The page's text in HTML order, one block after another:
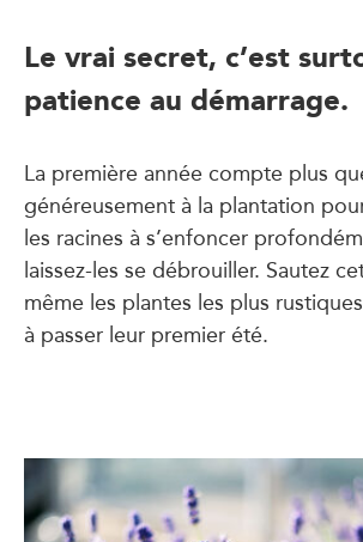
Le vrai secret, c’est
patience au démarrage.
La première année compte plus
généreusement à la plantation
les racines à s’enfoncer
laissez-les se débrouiller. Sautez
même les plantes les plus
à passer leur premier été.